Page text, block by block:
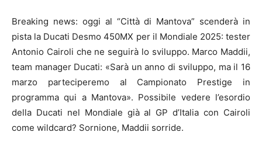
Breaking news: oggi al “Città di Mantova” scenderà in
pista la Ducati Desmo 450MX per il Mondiale 2025: tester
Antonio Cairoli che ne seguirà lo sviluppo. Marco Maddii,
team manager Ducati: «Sarà un anno di sviluppo, ma il 16
marzo parteciperemo al Campionato Prestige in
programma qui a Mantova». Possibile vedere l’esordio
della Ducati nel Mondiale già al GP d’Italia con Cairoli
come wildcard? Sornione, Maddii sorride.